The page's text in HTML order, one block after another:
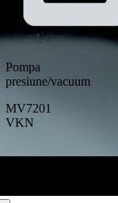
Pompa
presiune/vacuum
MV7201
VKN